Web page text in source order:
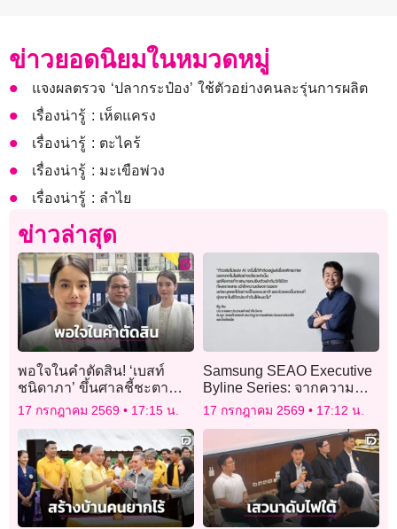
ข่าวยอดนิยมในหมวดหมู่
แจงผลตรวจ ‘ปลากระป๋อง’ ใช้ตัวอย่างคนละรุ่นการผลิต
เรื่องน่ารู้ : เห็ดแครง
เรื่องน่ารู้ : ตะไคร้
เรื่องน่ารู้ : มะเขือพ่วง
เรื่องน่ารู้ : ลำไย
ข่าวล่าสุด
พอใจในคำตัดสิน! ‘เบสท์
ชนิดาภา’ ขึ้นศาลชี้ชะตา
บัญชีม้า สูญ 1.2 ล้านในวัน
เดียว ทำใจไม่หวังได้เงินคืน
17 กรกฎาคม 2569 17:15 น.
Samsung SEAO Executive
Byline Series: จากความ
สะดวกสู่ชีวิตอัจฉริยะ:
เมื่อ AI กลายเป็นส่วนหนึ่ง
ของชีวิตประจำวัน
17 กรกฎาคม 2569 17:12 น.